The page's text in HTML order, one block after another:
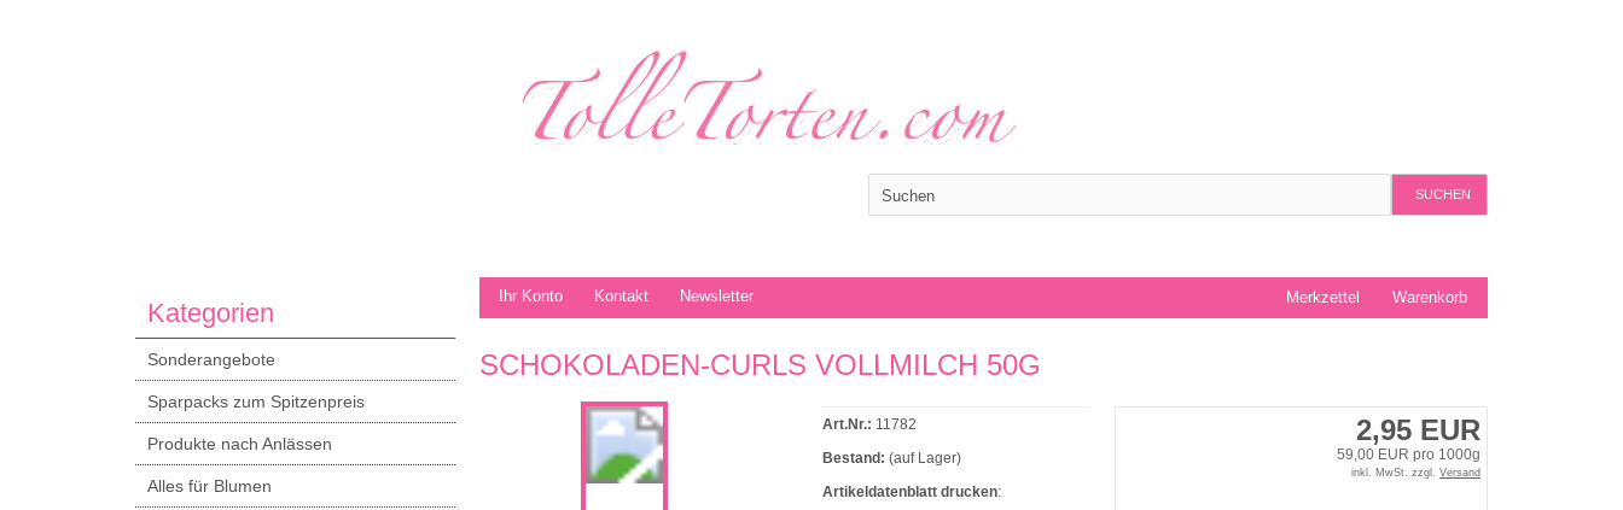
SUCHEN
Ihr Konto Kontakt Newsletter Warenkorb
Merkzettel
SCHOKOLADEN-CURLS VOLLMILCH 50G
2,95 EUR
59,00 EUR pro 1000g
inkl. MwSt. zzgl. Versand
Art.Nr.: 11782
Bestand: (auf Lager)
Artikeldatenblatt drucken:
Kategorien
Sonderangebote
Sparpacks zum Spitzenpreis
Produkte nach Anlässen
Alles für Blumen